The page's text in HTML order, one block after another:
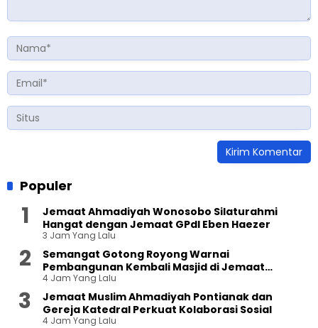
Populer
Jemaat Ahmadiyah Wonosobo Silaturahmi
Hangat dengan Jemaat GPdI Eben Haezer
3 Jam Yang Lalu
Semangat Gotong Royong Warnai
Pembangunan Kembali Masjid di Jemaat
Ahmadiyah Sukapura
4 Jam Yang Lalu
Jemaat Muslim Ahmadiyah Pontianak dan
Gereja Katedral Perkuat Kolaborasi Sosial
4 Jam Yang Lalu